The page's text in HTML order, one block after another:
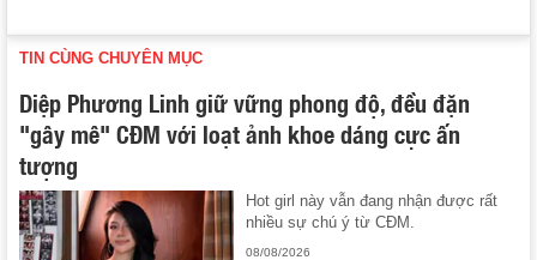
TIN CÙNG CHUYÊN MỤC
Diệp Phương Linh giữ vững phong độ, đều đặn
"gây mê" CĐM với loạt ảnh khoe dáng cực ấn
tượng
Hot girl này vẫn đang nhận được rất
nhiều sự chú ý từ CĐM.
08/08/2026